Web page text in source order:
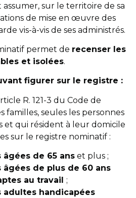
assumer, sur le territoire de sa
de mise en œuvre des
vis-à-vis de ses administrés.
permet de recenser les
et isolées.
figurer sur le registre :
R. 121-3 du Code de
familles, seules les personnes
et qui résident à leur domicile
sur le registre nominatif :
âgées de 65 ans et plus ;
âgées de plus de 60 ans
au travail ;
adultes handicapées